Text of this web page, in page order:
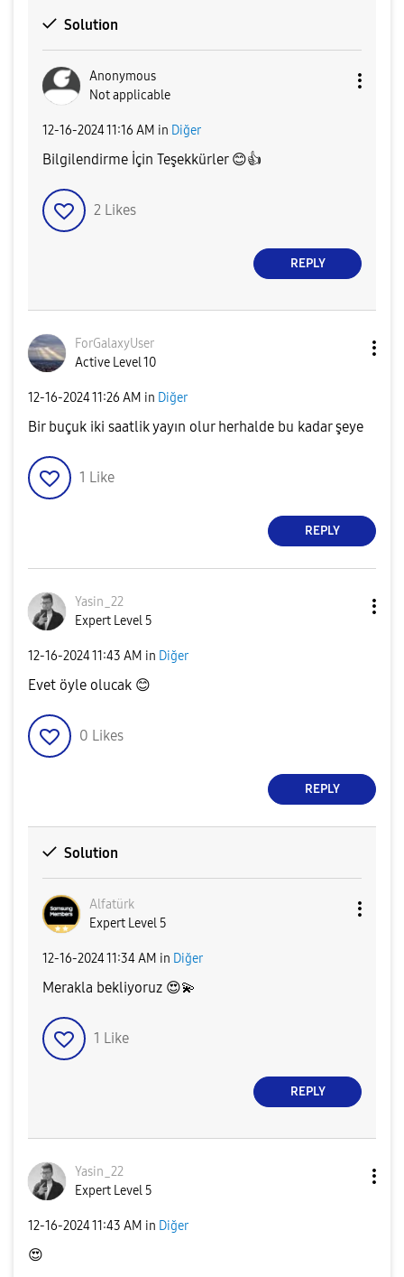
Solution
Anonymous
Not applicable
‎12-16-202411:16 AM in Diğer
Bilgilendirme İçin Teşekkürler 😊👍
2 Likes
REPLY
ForGalaxyUser
Active Level 10
‎12-16-202411:26 AM in Diğer
Bir buçuk iki saatlik yayın olur herhalde bu kadar şeye
1 Like
REPLY
Yasin_22
Expert Level 5
‎12-16-202411:43 AM in Diğer
Evet öyle olucak 😊
0 Likes
REPLY
Solution
Alfatürk
Expert Level 5
‎12-16-202411:34 AM in Diğer
Merakla bekliyoruz 😍💫
1 Like
REPLY
Yasin_22
Expert Level 5
‎12-16-202411:43 AM in Diğer
😍